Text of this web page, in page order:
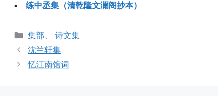
练中丞集（清乾隆文澜阁抄本）
分
类
集部、诗文集
沈兰轩集
忆江南馆词